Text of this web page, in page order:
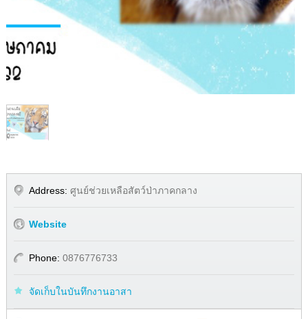
1/
Address: ศูนย์ช่วยเหลือสัตว์ป่าภาคกลาง
Website
Phone: 0876776733
จัดเก็บในบันทึกงานอาสา